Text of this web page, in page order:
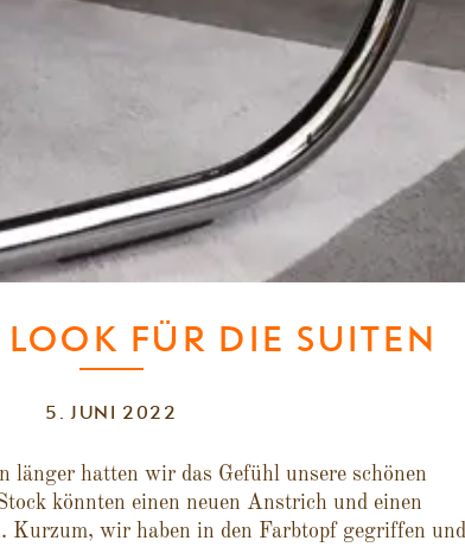
FÜR DIE SUITEN
5. JUNI 2022
länger hatten wir das Gefühl unsere schönen
könnten einen neuen Anstrich und einen
Kurzum, wir haben in den Farbtopf gegriffen und